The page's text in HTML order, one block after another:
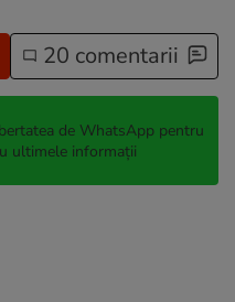
20 comentarii
de WhatsApp pentru
ultimele informații